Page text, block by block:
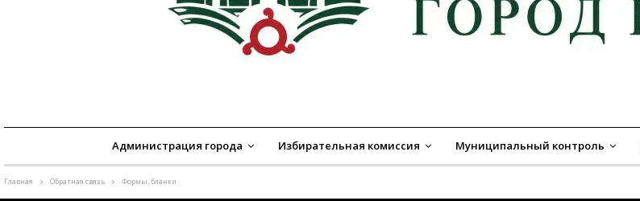
Администрация города Избирательная комиссия Муниципальный контроль
Главная Обратная связь Формы, бланки